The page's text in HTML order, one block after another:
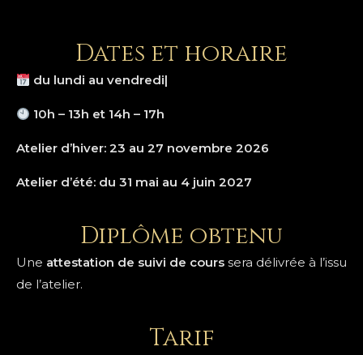
Dates et horaire
du lundi au vendredi|
10h – 13h et 14h – 17h
Atelier d’hiver: 23 au 27 novembre 2026
Atelier d’été: du 31 mai au 4 juin 2027
Diplôme obtenu
Une attestation de suivi de cours sera délivrée à l’issu
de l’atelier.
Tarif